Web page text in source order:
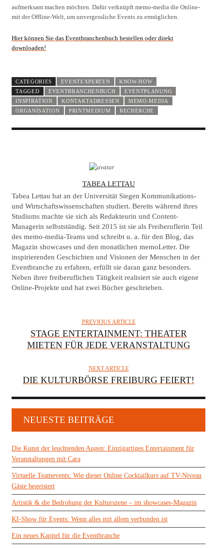
aufmerksam machen möchten. Dafür verknüpft memo-media die Online-
mit der Offline-Welt, um unvergessliche Events zu ermöglichen.
Hier können Sie das Eventbranchenbuch bestellen oder direkt
downloaden!
CATEGORIES EVENTEXPERTEN
KNOW-HOW
TAGGED
EVENTBRANCHENBUCH
EVENTPLANUNG
INSPIRATION
KONTAKTADRESSEN
MEMO-MEDIA
ORGANISATION
PRINTMEDIUM RECHERCHE
U
T
H
O
R
TABEA LETTAU
Tabea Lettau hat an der Universität Siegen Kommunikations-
und Wirtschaftswissenschaften studiert. Bereits während ihres
Studiums machte sie sich als Redakteurin und Content-
Managerin selbstständig. Seit 2015 ist sie als Freiberuflerin Teil
des memo-media-Teams und schreibt u. a. für den Blog, das
Magazin showcases und den monatlichen memoLetter. Die
inspirierenden Geschichten und Visionen der Menschen in der
Eventbranche zu erfahren, erfüllt sie daran ganz besonders.
Neben ihrer freiberuflichen Tätigkeit realisiert sie auch eigene
Online-Projekte und hat zwei Bücher geschrieben.
PREVIOUS ARTICLE
STAGE ENTERTAINMENT: THEATER
MIETEN FÜR JEDE VERANSTALTUNG
NEXT ARTICLE
DIE KULTURBÖRSE FREIBURG FEIERT!
NEUESTE BEITRÄGE
Die Kunst der leuchtenden Augen: Einzigartiges Entertainment für
Veranstaltungen mit Cara
Virtuelle Teamevents: Wie dieser Online Cocktailkurs auf TV-Niveau
Gäste begeistert
Artistik & die Bedrohung der Kulturszene – im showcases-Magazin
KI-Show für Events: Wenn alles mit allem verbunden ist
Ein neues Kapitel für die Eventbranche